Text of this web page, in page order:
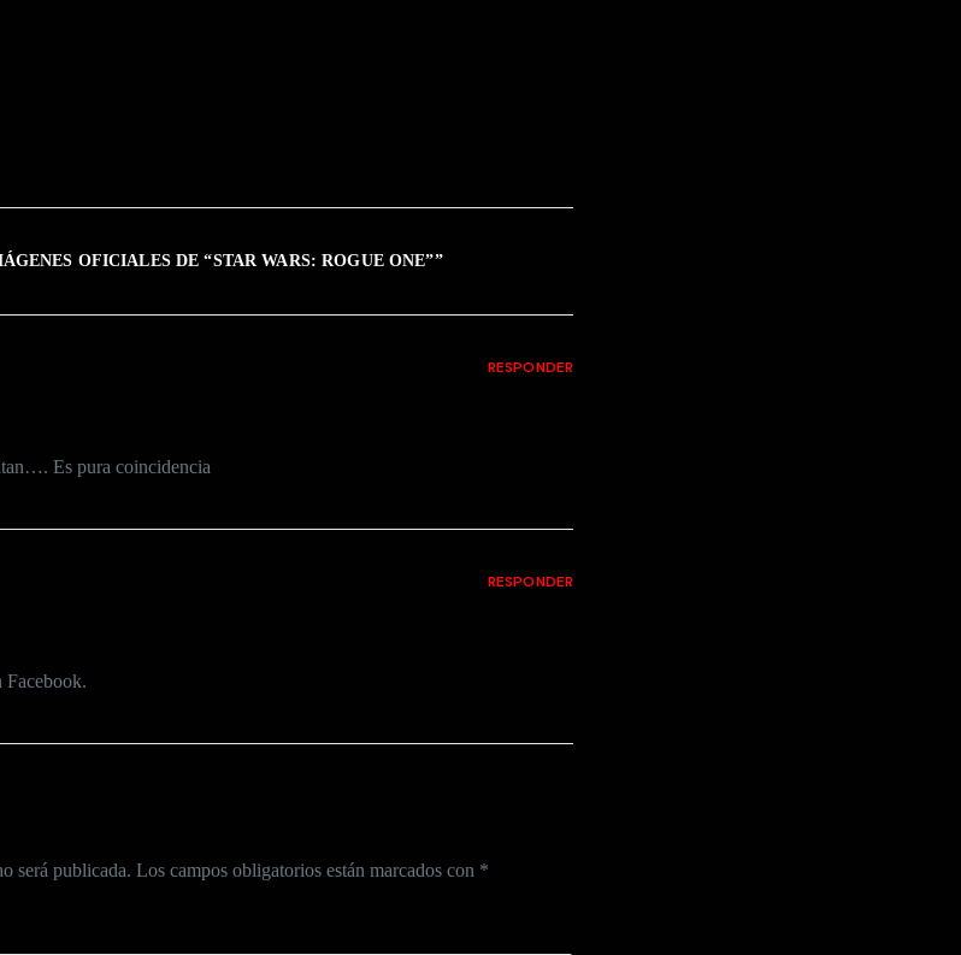
OFICIALES DE “STAR WARS: ROGUE ONE””
Es pura coincidencia
RESPONDER
Facebook.
RESPONDER
será publicada. Los campos obligatorios están marcados con *